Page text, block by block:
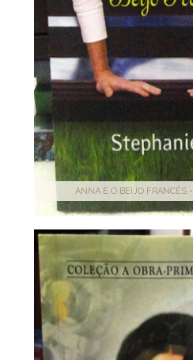
ANNA E O BEIJO FRANCÊS